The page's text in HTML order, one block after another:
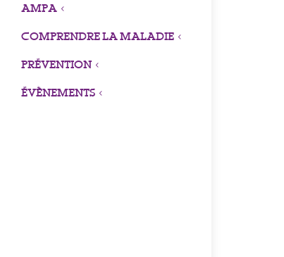
AMPA 3
COMPRENDRE LA MALADIE 3
PRÉVENTION3
ÉVÈNEMENTS 3